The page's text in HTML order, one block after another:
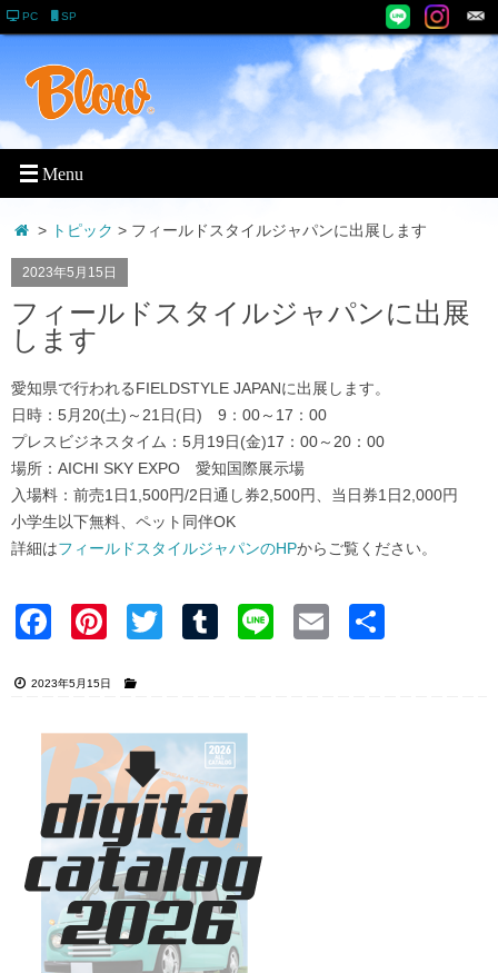
PC SP
> トピック > フィールドスタイルジャパンに出展します
2023年5月15日
フィールドスタイルジャパンに出展
します
愛知県で行われるFIELDSTYLE JAPANに出展します。
日時：5月20(土)～21日(日) 9：00～17：00
プレスビジネスタイム：5月19日(金)17：00～20：00
場所：AICHI SKY EXPO 愛知国際展示場
入場料：前売1日1,500円/2日通し券2,500円、当日券1日2,000円
小学生以下無料、ペット同伴OK
詳細はフィールドスタイルジャパンのHPからご覧ください。
Faceb Pinter Twitter Tumblr Line Email
2023年5月15日